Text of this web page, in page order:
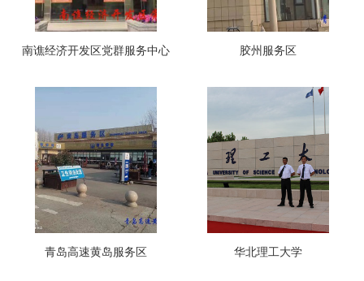
南谯经济开发区党群服务中心 胶州服务区
青岛高速黄岛服务区 华北理工大学